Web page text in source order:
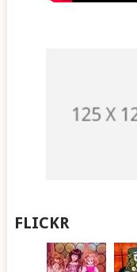
FLICKR